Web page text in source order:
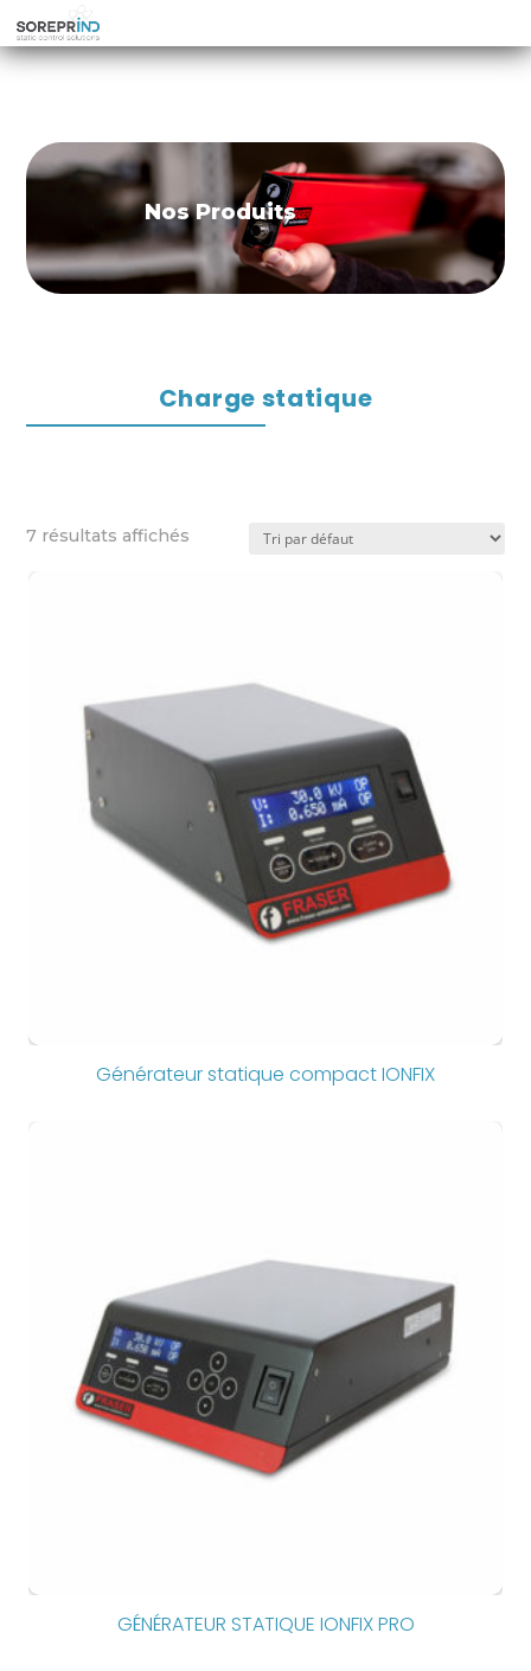
Nos Produits
Charge statique
7 résultats affichés
Générateur statique compact IONFIX
GÉNÉRATEUR STATIQUE IONFIX PRO